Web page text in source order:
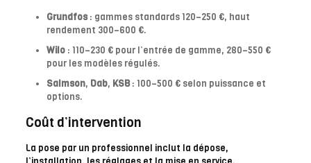
Grundfos: gammes standards 120–250 €, haut
rendement 300–600 €.
Wilo: 110–230 € pour l’entrée de gamme, 280–550 €
pour les modèles régulés.
Salmson, Dab, KSB: 100–500 € selon puissance et
options.
Coût d’intervention
La pose par un professionnel inclut la dépose,